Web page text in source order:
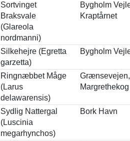
Sortvinget
Braksvale
(Glareola
nordmanni)
Bygholm
Kraptårnet
Silkehejre (Egretta
garzetta)
Bygholm
Ringnæbbet Måge
(Larus
delawarensis)
Grænsevejen,
Margrethekog
Sydlig Nattergal
(Luscinia
megarhynchos)
Bork Havn